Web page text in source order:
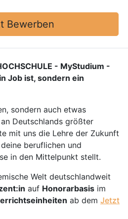
Bewerben
- MyStudium -
Job ist, sondern ein
sondern auch etwas
Deutschlands größter
mit uns die Lehre der Zukunft
beruflichen und
in den Mittelpunkt stellt.
Welt deutschlandweit
auf Honorarbasis im
ab dem Jetzt